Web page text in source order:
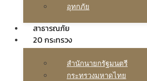
อุทกภัย
สาธารณภัย
20 กระทรวง
สํานักนายกรัฐมนตรี
กระทรวงมหาดไทย